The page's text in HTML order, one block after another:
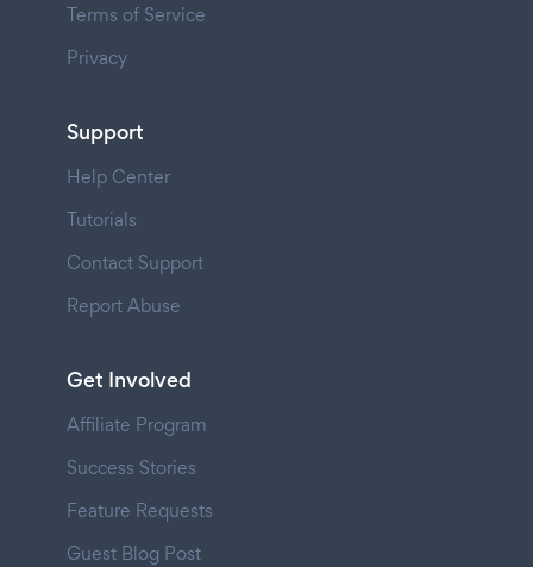
Terms of Service
Privacy
Support
Help Center
Tutorials
Contact Support
Report Abuse
Get Involved
Affiliate Program
Success Stories
Feature Requests
Guest Blog Post